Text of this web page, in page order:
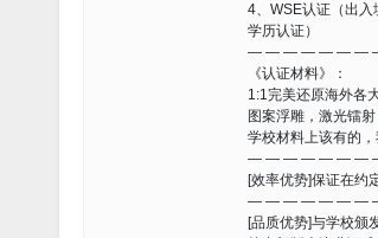
4、WSE认证（出
学历认证）
— — — — — — —
《认证材料》：
1:1完美还原海外各
图案浮雕，激光镭
学校材料上该有的
— — — — — — —
[效率优势]保证在约
— — — — — — —
[品质优势]与学校颁